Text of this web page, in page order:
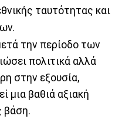
ταυτότητας και
την περίοδο των
πολιτικά αλλά
στην εξουσία,
μια βαθιά αξιακή
βάση.